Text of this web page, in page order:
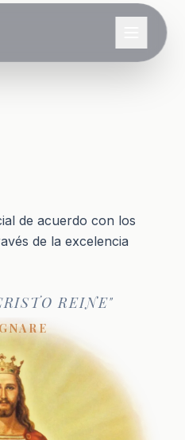
de acuerdo con los
de la excelencia
REINE"